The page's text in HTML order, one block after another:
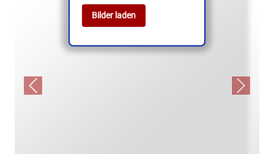
Bilder laden
Previous Next